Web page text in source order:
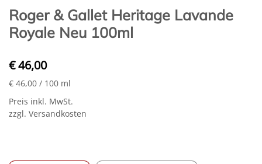
Roger & Gallet Heritage Lavande
Royale Neu 100ml
€ 46,00
€ 46,00 / 100 ml
Preis inkl. MwSt.
zzgl. Versandkosten